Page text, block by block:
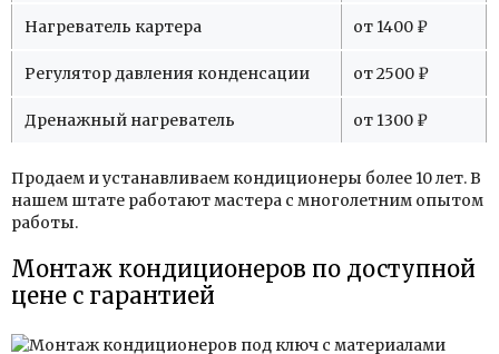
Нагреватель картера от 1400 ₽
Регулятор давления конденсации от 2500 ₽
Дренажный нагреватель от 1300 ₽
Продаем и устанавливаем кондиционеры более 10 лет. В
нашем штате работают мастера с многолетним опытом
работы.
Монтаж кондиционеров по доступной
цене с гарантией